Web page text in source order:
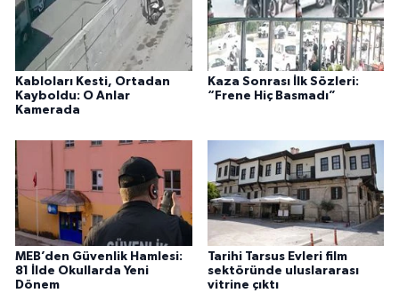
Kabloları Kesti, Ortadan
Kayboldu: O Anlar
Kamerada
Kaza Sonrası İlk Sözleri:
“Frene Hiç Basmadı”
MEB’den Güvenlik Hamlesi:
81 İlde Okullarda Yeni
Dönem
Tarihi Tarsus Evleri film
sektöründe uluslararası
vitrine çıktı